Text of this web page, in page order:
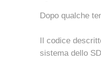
Dopo qualche
Il codice
sistema dello